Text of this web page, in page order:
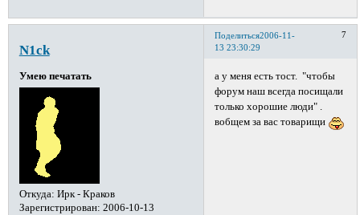
Поделиться 7
2006-11-
13 23:30:29
N1ck
Умею печатать
Откуда: Ирк - Краков
Зарегистрирован: 2006-10-13
а у меня есть тост. "чтобы
форум наш всегда посищали
только хорошие люди" .
вобщем за вас товарищи